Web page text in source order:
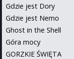
Gdzie jest Dory
Gdzie jest Nemo
Ghost in the Shell
Góra mocy
GORZKIE ŚWIĘTA